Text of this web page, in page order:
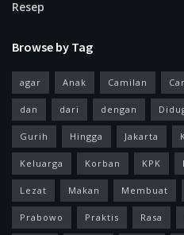
Resep
Browse by Tag
agar Anak Camilan
dan dari dengan
Gurih Hingga Jakarta
Keluarga Korban KPK
Lezat Makan Membuat
Prabowo Praktis Rasa